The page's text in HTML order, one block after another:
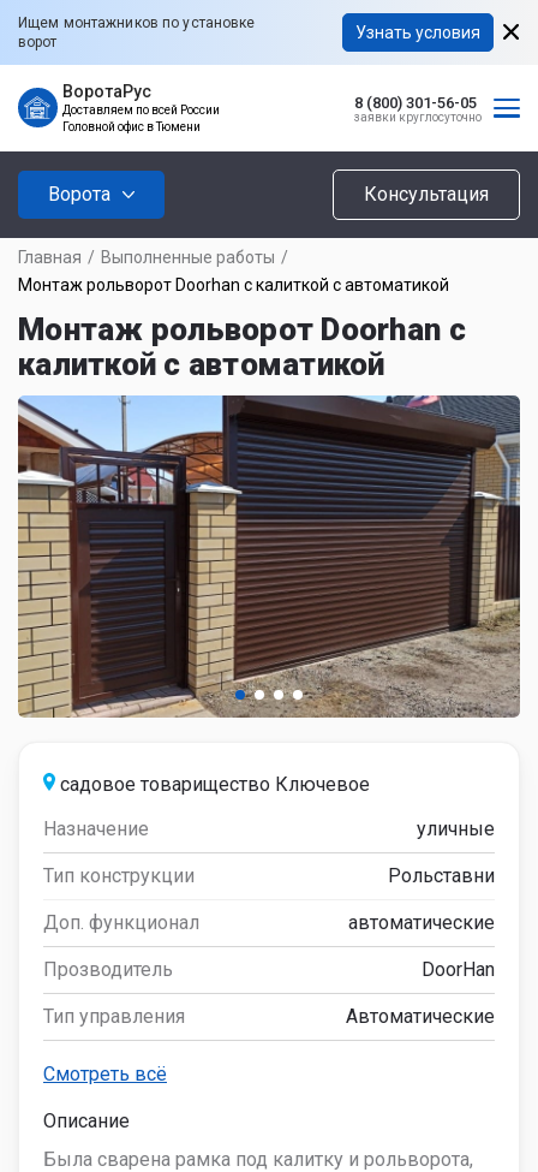
Ищем монтажников по установке
ворот
Узнать условия
ВоротаРус
Доставляем по всей России
Головной офис в Тюмени
8 (800) 301-56-05
заявки круглосуточно
Ворота Консультация
Главная / Выполненные работы /
Монтаж рольворот Doorhan с калиткой с автоматикой
Монтаж рольворот Doorhan с
калиткой с автоматикой
садовое товарищество Ключевое
Назначение
уличные
Тип конструкции Рольставни
Доп. функционал автоматические
Прозводитель DoorHan
Тип управления Автоматические
Смотреть всё
Описание
Была сварена рамка под калитку и рольворота,